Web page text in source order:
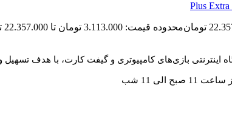
تومانمحدوده قیمت: 3.113.000 تومان تا 22.357.000 تومان
اینترنتی بازی‌های کامپیوتری و گیفت کارت، با هدف
الی 11 شب